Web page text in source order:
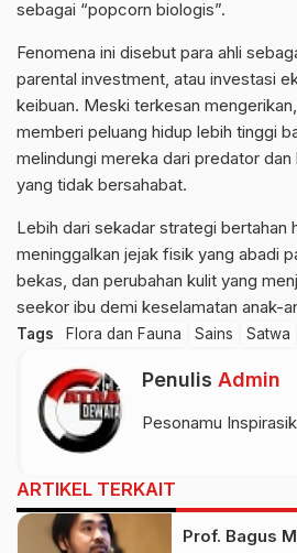
sebagai “popcorn biologis”.
Fenomena ini disebut para ahli
parental investment, atau investasi
keibuan. Meski terkesan
memberi peluang hidup lebih tinggi
melindungi mereka dari predator dan
yang tidak bersahabat.
Lebih dari sekadar strategi bertahan
meninggalkan jejak fisik yang abadi
bekas, dan perubahan kulit yang
seekor ibu demi keselamatan anak-
Tags Flora dan Fauna Sains Satwa
Penulis Admin
Pesonamu
ARTIKEL TERKAIT
Prof. Bagus